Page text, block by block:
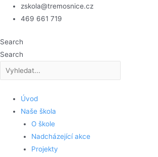
Přeskočitzskola@tremosnice.cz
469 661 719
Search
Search
Úvod
Naše škola
O škole
Nadcházející akce
Projekty